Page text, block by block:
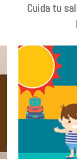
Cuida tu